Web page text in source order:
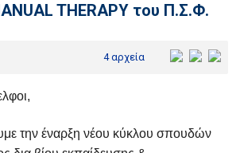
THERAPY του Π.Σ.Φ.
4 αρχεία
την έναρξη νέου κύκλου σπουδών